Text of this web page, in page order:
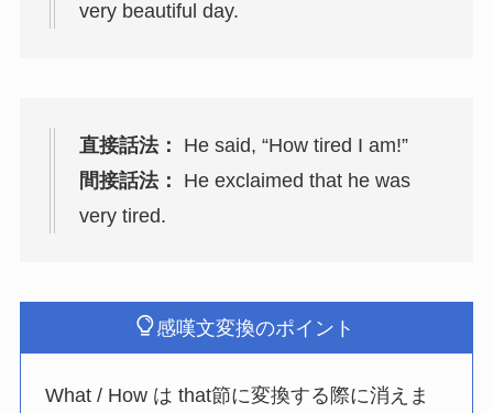
very beautiful day.
直接話法：
He said, “How tired I am!”
間接話法：
He exclaimed that he was
very tired.
感嘆文変換のポイント
What / How は that節に変換する際に消えま